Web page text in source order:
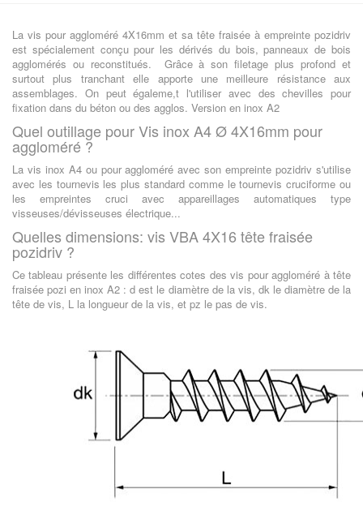
La vis pour aggloméré 4X16mm et sa tête fraisée à empreinte pozidriv
est spécialement conçu pour les dérivés du bois, panneaux de bois
agglomérés ou reconstitués. Grâce à son filetage plus profond et
surtout plus tranchant elle apporte une meilleure résistance aux
assemblages. On peut égaleme,t l'utiliser avec des chevilles pour
fixation dans du béton ou des agglos. Version en inox A2
Quel outillage pour Vis inox A4 Ø 4X16mm pour
aggloméré ?
La vis inox A4 ou pour aggloméré avec son empreinte pozidriv s'utilise
avec les tournevis les plus standard comme le tournevis cruciforme ou
les empreintes cruci avec appareillages automatiques type
visseuses/dévisseuses électrique...
Quelles dimensions: vis VBA 4X16 tête fraisée
pozidriv ?
Ce tableau présente les différentes cotes des vis pour aggloméré à tête
fraisée pozi en inox A2 : d est le diamètre de la vis, dk le diamètre de la
tête de vis, L la longueur de la vis, et pz le pas de vis.